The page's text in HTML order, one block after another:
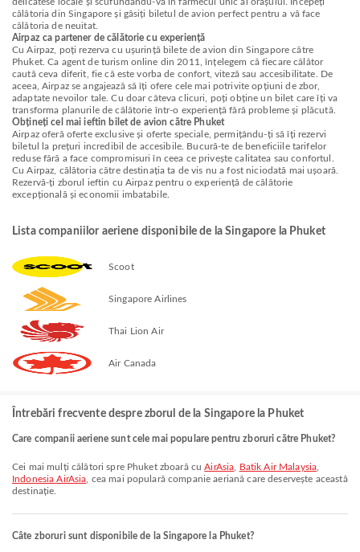
călătoria din Singapore și găsiți biletul de avion perfect pentru a vă face
călătoria de neuitat.
Airpaz ca partener de călătorie cu experiență
Cu Airpaz, poți rezerva cu ușurință bilete de avion din Singapore către
Phuket. Ca agent de turism online din 2011, înțelegem că fiecare călător
caută ceva diferit, fie că este vorba de confort, viteză sau accesibilitate. De
aceea, Airpaz se angajează să îți ofere cele mai potrivite opțiuni de zbor,
adaptate nevoilor tale. Cu doar câteva clicuri, poți obține un bilet care îți va
transforma planurile de călătorie într-o experiență fără probleme și plăcută.
Obțineți cel mai ieftin bilet de avion către Phuket
Airpaz oferă oferte exclusive și oferte speciale, permițându-ți să îți rezervi
biletul la prețuri incredibil de accesibile. Bucură-te de beneficiile tarifelor
reduse fără a face compromisuri în ceea ce privește calitatea sau confortul.
Cu Airpaz, călătoria către destinația ta de vis nu a fost niciodată mai ușoară.
Rezervă-ți zborul ieftin cu Airpaz pentru o experiență de călătorie
excepțională și economii imbatabile.
Lista companiilor aeriene disponibile de la Singapore la Phuket
Scoot
Singapore Airlines
Thai Lion Air
Air Canada
Întrebări frecvente despre zborul de la Singapore la Phuket
Care companii aeriene sunt cele mai populare pentru zboruri către Phuket?
Cei mai mulți călători spre Phuket zboară cuAirAsia Batik Air Malaysia
Indonesia AirAsia , cea mai populară companie aeriană care deservește această
destinație.
Câte zboruri sunt disponibile de la Singapore la Phuket?